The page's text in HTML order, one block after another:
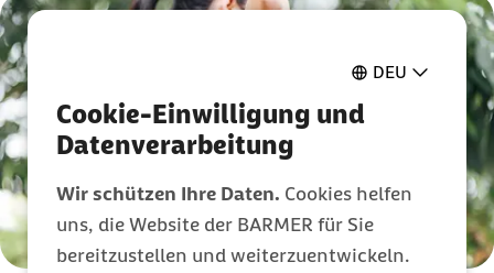
DEU
Cookie-Einwilligung und
Datenverarbeitung
Wir schützen Ihre Daten. Cookies helfen
uns, die Website der BARMER für Sie
bereitzustellen und weiterzuentwickeln.